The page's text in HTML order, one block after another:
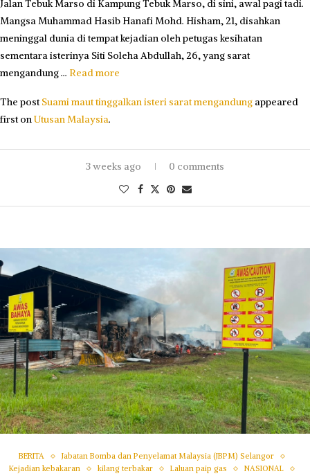
Jalan Tebuk Marso di Kampung Tebuk Marso, di sini, awal pagi tadi.
Mangsa Muhammad Hasib Hanafi Mohd. Hisham, 21, disahkan
meninggal dunia di tempat kejadian oleh petugas kesihatan
sementara isterinya Siti Soleha Abdullah, 26, yang sarat
mengandung … Read more
The post Suami maut tinggalkan isteri sarat mengandung appeared
first on Utusan Malaysia.
3 weeks ago 0 comments
BERITA
Jabatan Bomba dan Penyelamat Malaysia (JBPM) Selangor
Kejadian kebakaran
kilang terbakar Laluan paip gas
NASIONAL